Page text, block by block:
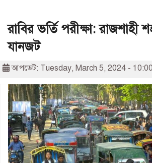
রাবির ভর্তি পরীক্ষা: রাজশাহী
যানজট
আপডেট: Tuesday, March 5, 2024 -